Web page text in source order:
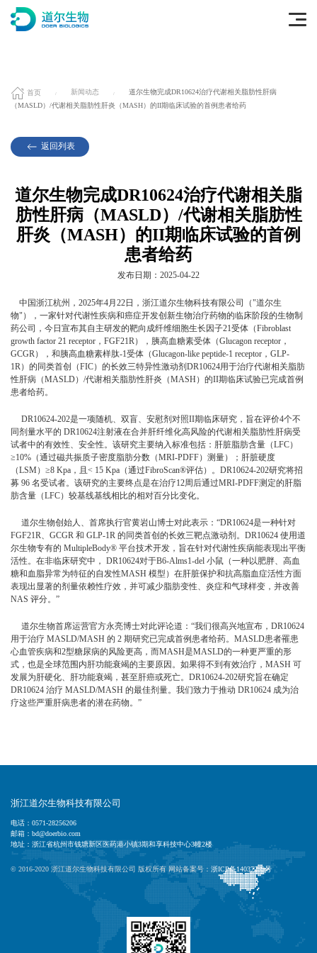
首页 新闻动态
道尔生物完成DR10624治疗代谢相关脂肪性肝病
（MASLD）/代谢相关脂肪性肝炎（MASH）的II期临床试验的首例患者给药
返回列表
道尔生物完成DR10624治疗代谢相关脂
肪性肝病（MASLD）/代谢相关脂肪性
肝炎（MASH）的II期临床试验的首例
患者给药
发布日期：2025-04-22
中国浙江杭州，2025年4月22日，浙江道尔生物科技有限公司（"道尔生
物"），一家针对代谢性疾病和癌症开发创新生物治疗药物的临床阶段的生物制
药公司，今日宣布其自主研发的靶向成纤维细胞生长因子21受体（Fibroblast
growth factor 21 receptor，FGF21R），胰高血糖素受体（Glucagon receptor，
GCGR），和胰高血糖素样肽-1受体（Glucagon-like peptide-1 receptor，GLP-
1R）的同类首创（FIC）的长效三特异性激动剂DR10624用于治疗代谢相关脂肪
性肝病（MASLD）/代谢相关脂肪性肝炎（MASH）的II期临床试验已完成首例
患者给药。
DR10624-202是一项随机、双盲、安慰剂对照II期临床研究，旨在评价4个不
同剂量水平的 DR10624注射液在合并肝纤维化高风险的代谢相关脂肪性肝病受
试者中的有效性、安全性。该研究主要纳入标准包括：肝脏脂肪含量（LFC）
≥10%（通过磁共振质子密度脂肪分数（MRI-PDFF）测量）；肝脏硬度
（LSM）≥8 Kpa，且< 15 Kpa（通过FibroScan®评估）。DR10624-202研究将招
募 96 名受试者。该研究的主要终点是在治疗12周后通过MRI-PDFF测定的肝脂
肪含量（LFC）较基线基线相比的相对百分比变化。
道尔生物创始人、首席执行官黄岩山博士对此表示：“DR10624是一种针对
FGF21R、GCGR 和 GLP-1R 的同类首创的长效三靶点激动剂。DR10624 使用道
尔生物专有的 MultipleBody® 平台技术开发，旨在针对代谢性疾病能表现出平衡
活性。在非临床研究中， DR10624对于B6-Alms1-del 小鼠（一种以肥胖、高血
糖和血脂异常为特征的自发性MASH 模型）在肝脏保护和抗高脂血症活性方面
表现出显著的剂量依赖性疗效，并可减少脂肪变性、炎症和气球样变，并改善
NAS 评分。”
道尔生物首席运营官方永亮博士对此评论道：“我们很高兴地宣布，DR10624
用于治疗 MASLD/MASH 的 2 期研究已完成首例患者给药。MASLD患者罹患
心血管疾病和2型糖尿病的风险更高，而MASH是MASLD的一种更严重的形
式，也是全球范围内肝功能衰竭的主要原因。如果得不到有效治疗，MASH 可
发展为肝硬化、肝功能衰竭，甚至肝癌或死亡。DR10624-202研究旨在确定
DR10624 治疗 MASLD/MASH 的最佳剂量。我们致力于推动 DR10624 成为治
疗这些严重肝病患者的潜在药物。”
浙江道尔生物科技有限公司
电话：0571-28256206
邮箱：bd@doerbio.com
地址：浙江省杭州市钱塘新区医药港小镇3期和享科技中心3幢2楼
© 2016-2020 浙江道尔生物科技有限公司 版权所有 网站备案号： 浙ICP备14037239号